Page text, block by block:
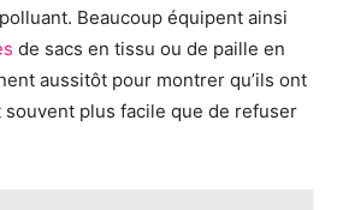
Beaucoup équipent ainsi
de sacs en tissu ou de paille en
aussitôt pour montrer qu’ils ont
souvent plus facile que de refuser